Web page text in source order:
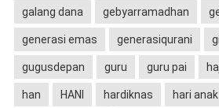
galang dana gebyarramadhan
generasi emas generasiqurani
gugusdepan guru guru pai
han HANI hardiknas hari